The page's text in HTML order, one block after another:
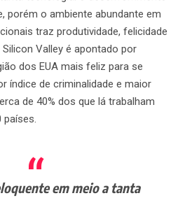
porém o ambiente abundante em
traz produtividade, felicidade
Valley é apontado por
dos EUA mais feliz para se
índice de criminalidade e maior
de 40% dos que lá trabalham
países.
em meio a tanta